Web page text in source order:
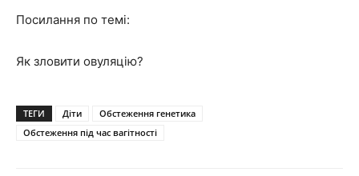
Посилання по темі:
Як зловити овуляцію?
ТЕГИ Діти
Обстеження генетика
Обстеження під час вагітності